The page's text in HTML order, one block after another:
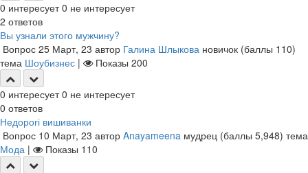
0 интересует 0 не интересует
2 ответов
Вы узнали этого мужчину?
Вопрос 25 Март, 23 автор Галина Шлыкова новичок (баллы 110)
тема Шоубизнес | Показы 200
0 интересует 0 не интересует
0 ответов
Недорогі вишиванки
Вопрос 10 Март, 23 автор Anayameena мудрец (баллы 5,948) тема
Мода | Показы 110